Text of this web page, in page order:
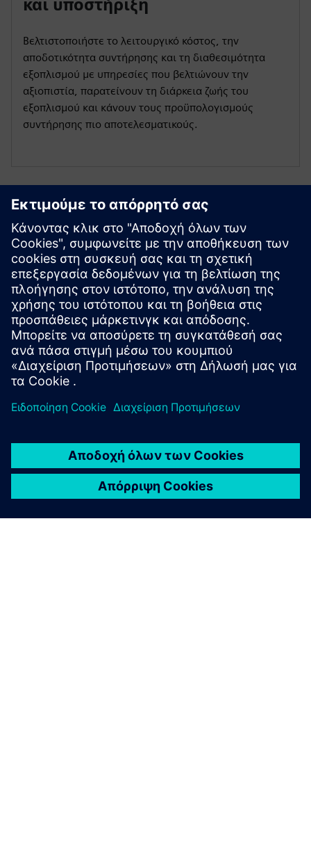
και υποστήριξη
Βελτιστοποιήστε το λειτουργικό κόστος, την
αποδοτικότητα συντήρησης και τη διαθεσιμότητα
εξοπλισμού με υπηρεσίες που βελτιώνουν την
αξιοπιστία, παρατείνουν τη διάρκεια ζωής του
εξοπλισμού και κάνουν τους προϋπολογισμούς
συντήρησης πιο αποτελεσματικούς.
Ξεκινήστε
Contact us